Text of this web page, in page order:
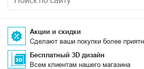
Акции и скидки
Сделают ваши покупки более
Бесплатный 3D дизайн
Всем клиентам нашего магазина